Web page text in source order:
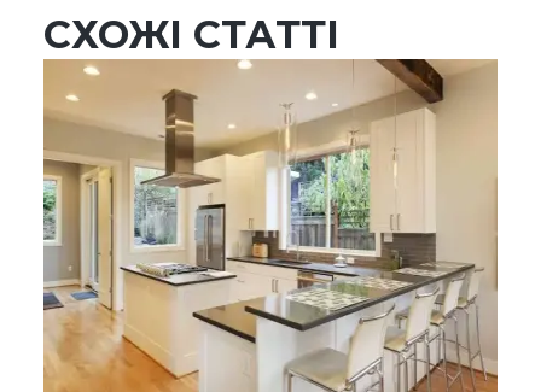
СХОЖІ СТАТТІ